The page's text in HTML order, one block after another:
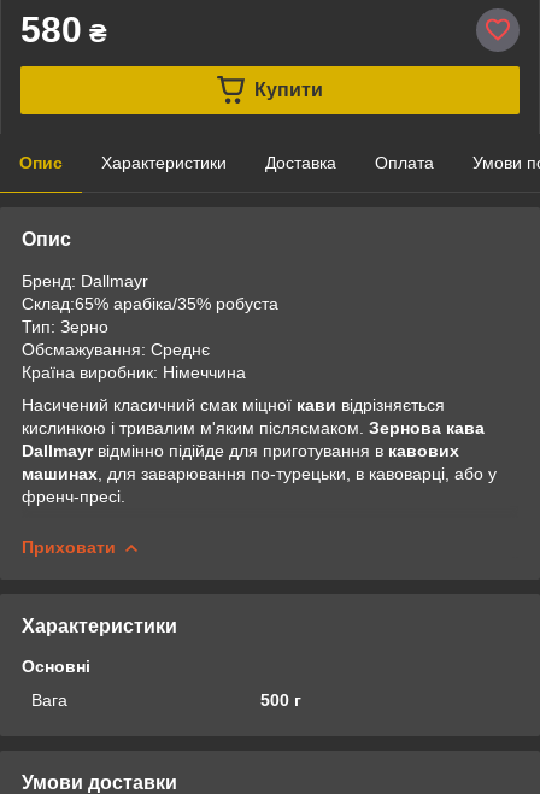
580 ₴
Купити
Опис Характеристики Доставка Оплата Умови
Опис
Бренд: Dallmayr
Склад:65% арабіка/35% робуста
Тип: Зерно
Обсмажування: Среднє
Країна виробник: Німеччина
Насичений класичний смак міцної кави відрізняється
кислинкою і тривалим м'яким післясмаком. Зернова кава
Dallmayrвідмінно підійде для приготування в кавових
машинах , для заварювання по-турецьки, в кавоварці, або у
френч-пресі.
Приховати
Характеристики
Основні
Вага
500 г
Умови доставки